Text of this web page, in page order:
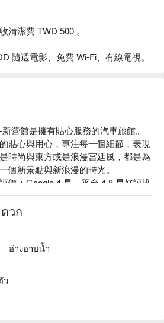
清潔費 TWD 500 。
隨選電影、免費 Wi-Fi、有線電視。
營館是擁有貼心服務的汽車旅館。
貼心與用心，專注每一個細節，表現
時尚與東方或是浪漫宮廷風，都是為
個新景點與新浪漫的時光。
價：Google 4 星、平台 4.8 星好評推
薦：距離台南火車站不到 11 分鐘車
鎖精品汽車旅館-新營館休息方案立
วก
อ่างอาบน้ำ
ว